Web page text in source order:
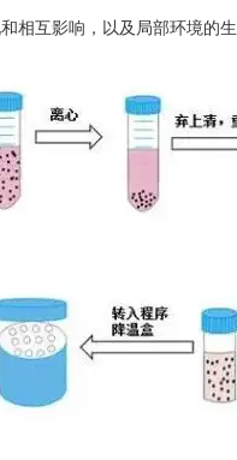
相互影响，以及局部环境的